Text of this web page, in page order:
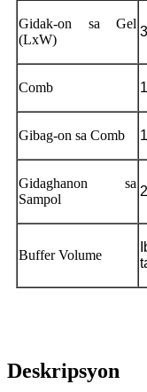
Gidak-on sa Gel
(LxW)
Comb
Gibag-on sa Comb
Gidaghanon sa
Sampol
Buffer Volume
Deskripsyon